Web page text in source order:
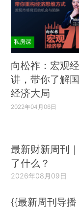
私房课
向松祚：宏观
讲，带你了解
经济大局
2022年04月06日
最新财新周刊
了什么？
2026年08月09日
{{最新周刊导